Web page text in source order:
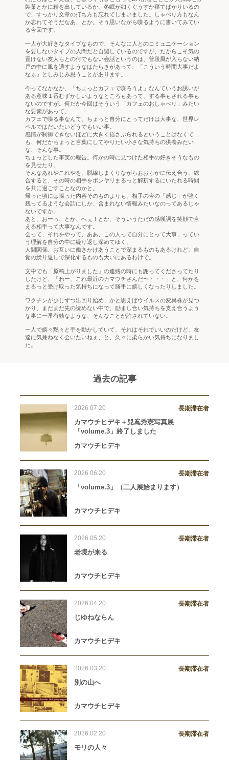
製菓とかに精を出しているか、冬眠が如くぐうすか寝てばかりいるの
で、すっかり文章の打ち方も忘れてしまいました。しゃべり方もなん
か忘れてそうだなあ、とか。そう思いながら喋るように書いてみてい
る今回です。
一人が大好きなタイプなもので、そんなに人とのコミュニケーション
を要しないタイプの人間だと自認しているのですが、だからこそ気の
置けない友人らとの何でもない会話というのは、普段風が入らない納
戸の中に風を通すようなはたらきがあって、「こういう時間大事だよ
なぁ」としみじみ思うことがあります。
今ってなかなか、「ちょっとカフェで喋ろうよ」なんていうお誘いが
ある意味１番むずかしいようなところもあって、する事もされる事も
ないのですが。何だか今回はそういう「カフェのおしゃべり」みたい
な要素があって。
カフェで喋る事なんて、ちょっと自分にとってだけは大事な、世界レ
ベルではだいたいどうでもいい事。
感情が制御できないほどに大きく揺さぶられるということはなくて
も、何だかちょっと言葉にしてやりたい小さな気持ちの供養みたい
な、そんな事。
ちょっとした事実の報告。何かの時に見つけた相手の好きそうなもの
を見せたり。
そんなあれやこれやを、脱線しまくりながらおおらかに伝え合う。総
合すると、その時の相手をボンヤリまるっと解釈するにいたれる時間
を共に過ごすことなのかと。
帰った頃には喋った内容そのものよりも、相手の今の「感じ」が強く
残ってるような会話にしか、含まれない情報みたいなのってあるじゃ
ないですか。
あと、おーっ、とか、へぇ！とか、そういうただの感嘆詞を笑顔で言
える相手って大事なんです。
会って、それをやって、ああ、この人って自分にとって大事、ってい
う理解を自分の中に繰り返し深めてゆく。
人間関係、お互いに働きかけあうことで深まるものもあるけれど、自
覚の繰り返しで深化するものも大いにあるわけで。
文中でも「原稿上がりました」の連絡の時にも謝ってくださってたり
したけど、「わー、これ最近のカマウチさんだ〜・・・」と、何かを
まるっと受け取った気持ちになって勝手に嬉しくなったりしました。
ワクチンが少しずつ出回り始め、かと思えばウイルスの変異株が見つ
かり、まだまだ先の読めない中で、励まし合い気持ちを支え合うよう
な事に一番有効なような、そんなことが許されていない。
一人で嬉々黙々と手を動かしていて、それはそれでいいのだけど、友
達に気兼ねなく会いたいねぇ、と、久々に柔らかい気持ちになりまし
た。
過去の記事
2026.07.20 長期滞在者
カマウチヒデキ＋兒嶌秀憲写真展
「volume.3」終了しました
カマウチヒデキ
2026.06.20 長期滞在者
「volume.3」（二人展始まります）
カマウチヒデキ
2026.05.20 長期滞在者
老境が来る
カマウチヒデキ
2026.04.20 長期滞在者
じゆねならん
カマウチヒデキ
2026.03.20 長期滞在者
別の山へ
カマウチヒデキ
2026.02.20 長期滞在者
モリの人々